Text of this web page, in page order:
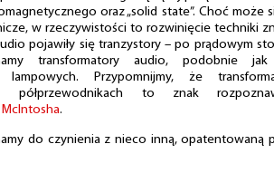
oraz „solid state”. Choć może
w rzeczywistości to rozwinięcie techniki
pojawiły się tranzystory – po prądowym
transformatory audio, podobnie
lampowych. Przypomnijmy, że
półprzewodnikach to znak
McIntosha.
do czynienia z nieco inną, opatentowaną